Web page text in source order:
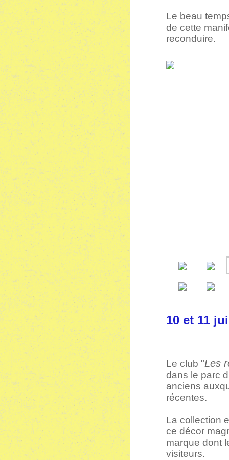
Le beau
de cette
reconduire.
10 et
Le club "Les
dans le parc
anciens
récentes.
La collection
ce décor
marque dont
visiteurs.